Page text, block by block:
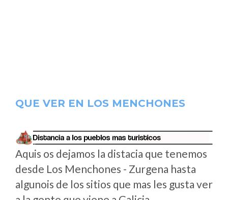
QUE VER EN LOS MENCHONES
Aquis os dejamos la distacia que tenemos
desde Los Menchones - Zurgena hasta
algunois de los sitios que mas les gusta ver